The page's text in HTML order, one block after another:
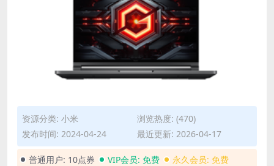
资源分类: 小米
浏览热度: (470)
发布时间: 2024-04-24
最近更新: 2026-04-17
普通用户: 10点券 VIP会员: 免费 永久会员: 免费